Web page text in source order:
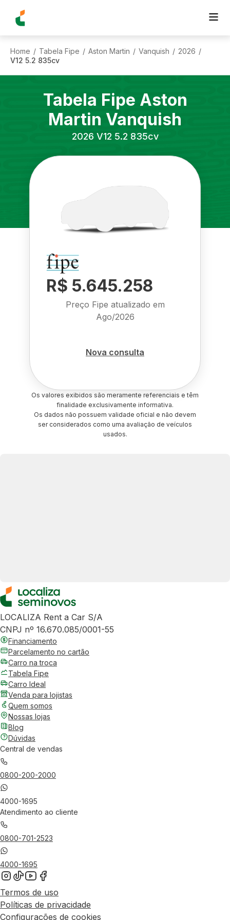
Home / Tabela Fipe / Aston Martin / Vanquish / 2026 /
V12 5.2 835cv
Tabela Fipe Aston
Martin Vanquish
2026 V12 5.2 835cv
R$ 5.645.258
Preço Fipe atualizado em
Ago/2026
Nova consulta
Os valores exibidos são meramente referenciais e têm
finalidade exclusivamente informativa.
Os dados não possuem validade oficial e não devem
ser considerados como uma avaliação de veículos
usados.
LOCALIZA Rent a Car S/A
CNPJ nº 16.670.085/0001-55
Financiamento
Parcelamento no cartão
Carro na troca
Tabela Fipe
Carro Ideal
Venda para lojistas
Quem somos
Nossas lojas
Blog
Dúvidas
Central de vendas
0800-200-2000
4000-1695
Atendimento ao cliente
0800-701-2523
4000-1695
Termos de uso
Políticas de privacidade
Configurações de cookies